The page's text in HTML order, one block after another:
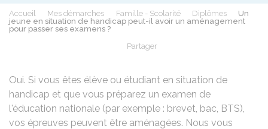
Accueil Mes démarches Famille - Scolarité Diplômes
Un
jeune en situation de handicap peut-il avoir un aménagement
pour passer ses examens ?
Partager
Oui. Si vous êtes élève ou étudiant en situation de
handicap et que vous préparez un examen de
l'éducation nationale (par exemple : brevet, bac, BTS),
vos épreuves peuvent être aménagées. Nous vous